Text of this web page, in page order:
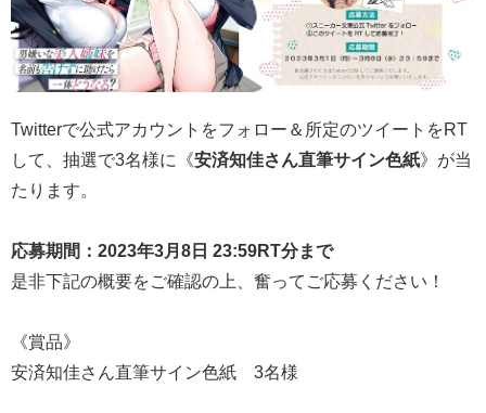
Twitterで公式アカウントをフォロー＆所定のツイートをRT
して、抽選で3名様に《安済知佳さん直筆サイン色紙》が当
たります。
応募期間：2023年3月8日 23:59RT分まで
是非下記の概要をご確認の上、奮ってご応募ください！
《賞品》
安済知佳さん直筆サイン色紙 3名様